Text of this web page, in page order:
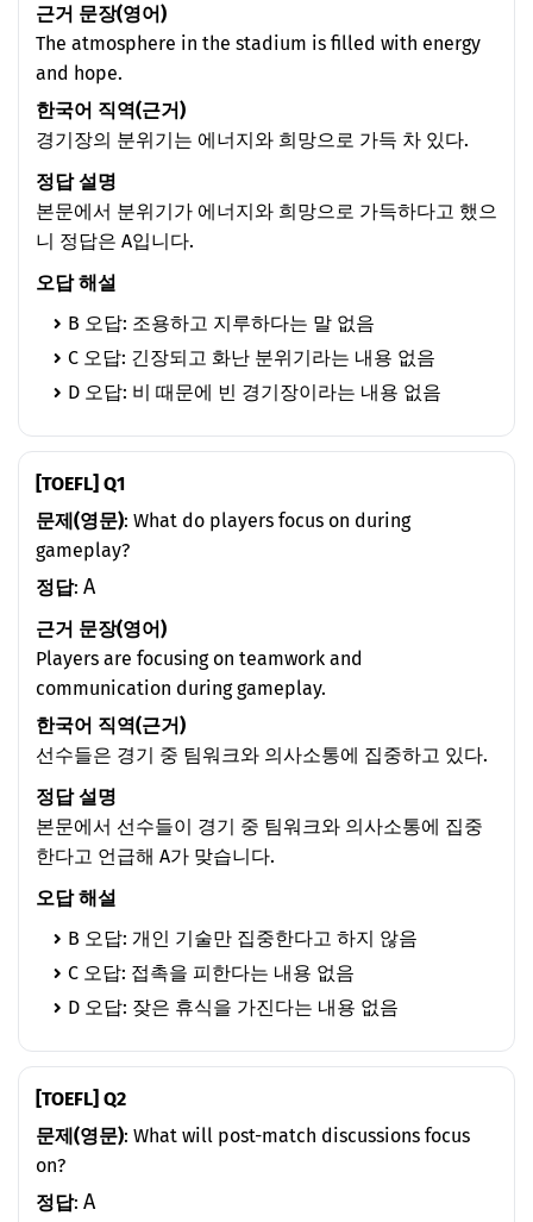
근거 문장(영어)
The atmosphere in the stadium is filled with energy
and hope.
한국어 직역(근거)
경기장의 분위기는 에너지와 희망으로 가득 차 있다.
정답 설명
본문에서 분위기가 에너지와 희망으로 가득하다고 했으
니 정답은 A입니다.
오답 해설
B 오답: 조용하고 지루하다는 말 없음
C 오답: 긴장되고 화난 분위기라는 내용 없음
D 오답: 비 때문에 빈 경기장이라는 내용 없음
[TOEFL] Q1
문제(영문): What do players focus on during
gameplay?
정답: A
근거 문장(영어)
Players are focusing on teamwork and
communication during gameplay.
한국어 직역(근거)
선수들은 경기 중 팀워크와 의사소통에 집중하고 있다.
정답 설명
본문에서 선수들이 경기 중 팀워크와 의사소통에 집중
한다고 언급해 A가 맞습니다.
오답 해설
B 오답: 개인 기술만 집중한다고 하지 않음
C 오답: 접촉을 피한다는 내용 없음
D 오답: 잦은 휴식을 가진다는 내용 없음
[TOEFL] Q2
문제(영문): What will post-match discussions focus
on?
정답: A